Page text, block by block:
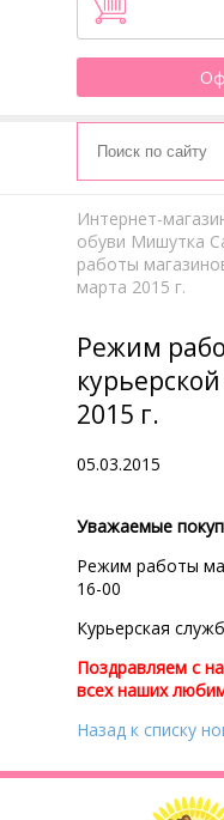
Интернет-
обуви Мишутка
работы
марта 2015 г.
Режим
2015 г.
05.03.2015
Уважаемые
Режим работы
16-00
Курьерская
Поздравляем с
всех наших
Назад к списку